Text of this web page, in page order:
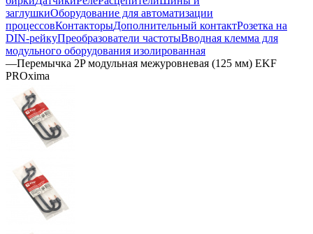
заглушкиОборудование для автоматизации
процессовКонтакторыДополнительный контактРозетка на
DIN-рейкуПреобразователи частотыВводная клемма для
модульного оборудования изолированная
—Перемычка 2P модульная межуровневая (125 мм) EKF
PROxima